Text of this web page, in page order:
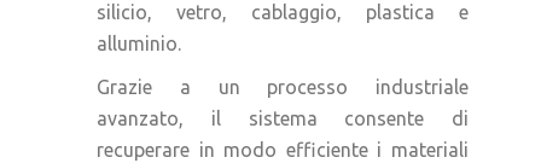
silicio, vetro, cablaggio, plastica e
alluminio.
Grazie a un processo industriale
avanzato, il sistema consente di
recuperare in modo efficiente i materiali